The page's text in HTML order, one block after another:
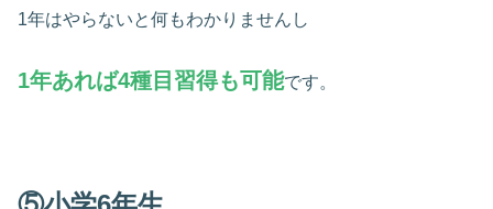
1年はやらないと何もわかりませんし
1年あれば4種目習得も可能です。